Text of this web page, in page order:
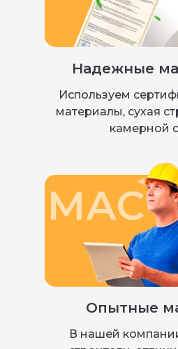
Опытные
В нашей
Надежные
Используем
материалы, сухая
камерной
МАС